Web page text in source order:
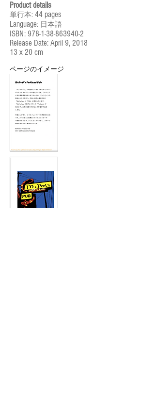
Product details
単行本: 44 pages
Language: 日本語
ISBN: 978-1-38-863940-2
Release Date: April 9, 2018
13 x 20 cm
​ページのイメージ